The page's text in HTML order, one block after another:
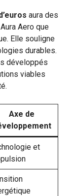
aura des
Aero que
Elle souligne
durables.
développés
viables
Axe de
et